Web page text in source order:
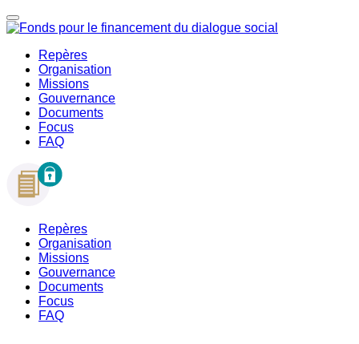
Repères
Organisation
Missions
Gouvernance
Documents
Focus
FAQ
Repères
Organisation
Missions
Gouvernance
Documents
Focus
FAQ